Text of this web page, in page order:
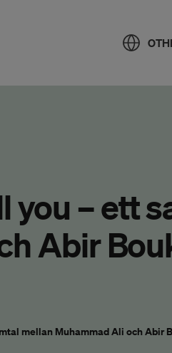
you – ett
Abir
mellan Muhammad Ali och Abir